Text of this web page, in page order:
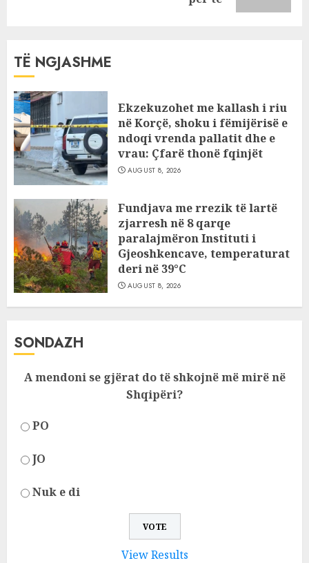
TË NGJASHME
Ekzekuzohet me kallash i riu
në Korçë, shoku i fëmijërisë e
ndoqi vrenda pallatit dhe e
vrau: Çfarë thonë fqinjët
AUGUST 8, 2026
Fundjava me rrezik të lartë
zjarresh në 8 qarqe
paralajmëron Instituti i
Gjeoshkencave, temperaturat
deri në 39°C
AUGUST 8, 2026
SONDAZH
A mendoni se gjërat do të shkojnë më mirë në
Shqipëri?
PO
JO
Nuk e di
View Results